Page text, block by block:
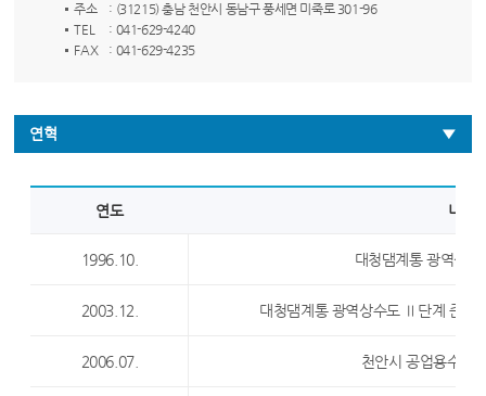
주소
: (31215) 충남 천안시 동남구 풍세면 미죽로 301-96
TEL
: 041-629-4240
FAX
: 041-629-4235
연혁
연도 내용
1996.10. 대청댐계통 광역상
2003.12. 대청댐계통 광역상수도 Ⅱ단계 준공
2006.07. 천안시 공업용수도